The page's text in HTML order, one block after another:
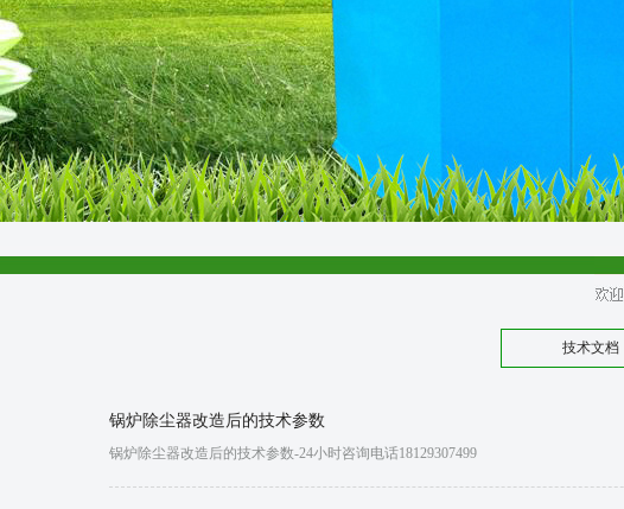
技术文档
锅炉除尘器改造后的技术参数
锅炉除尘器改造后的技术参数-24小时咨询电话18129307499